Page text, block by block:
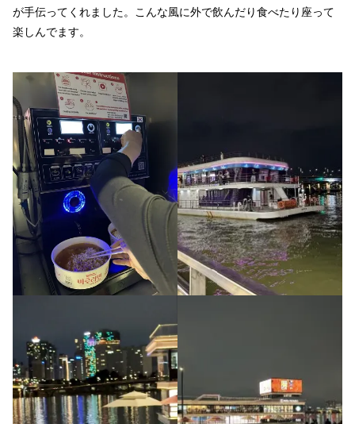
が手伝ってくれました。こんな風に外で飲んだり食べたり座って
楽しんでます。